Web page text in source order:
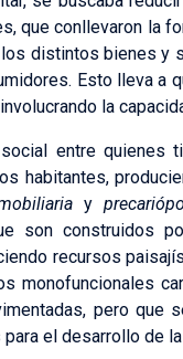
que conllevaron la
distintos bienes
Esto lleva a
la
entre
habitantes,
y
son construidos
recursos
monofuncionales
pero que
el desarrollo de la